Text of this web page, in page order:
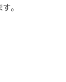
。